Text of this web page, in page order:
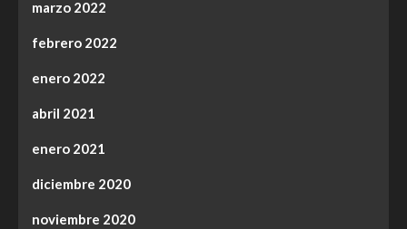
marzo 2022
febrero 2022
enero 2022
abril 2021
enero 2021
diciembre 2020
noviembre 2020